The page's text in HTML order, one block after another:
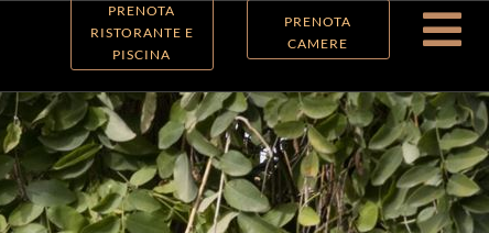
PRENOTA
RISTORANTE E
PISCINA
PRENOTA
CAMERE
